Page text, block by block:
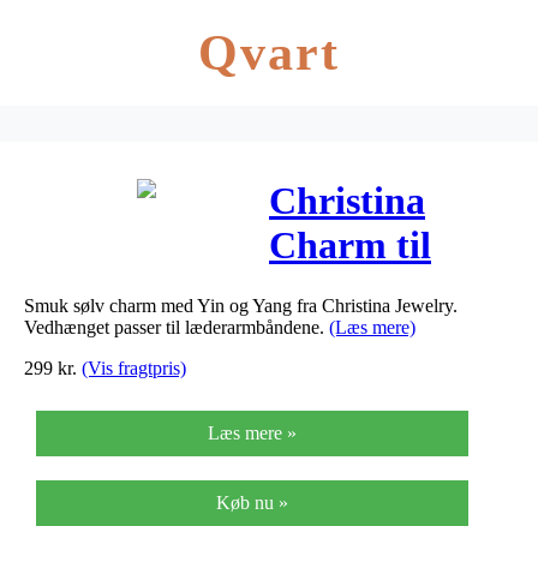
Qvart
Christina
Charm til
læderarmbånd
Sparkling Yin
Smuk sølv charm med Yin og Yang fra Christina Jewelry.
Vedhænget passer til læderarmbåndene. (Læs mere)
299 kr. (Vis fragtpris)
Læs mere »
Køb nu »